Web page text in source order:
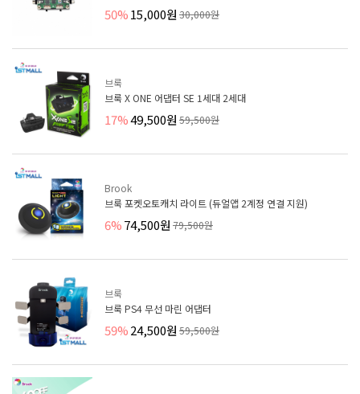
50%15,000원 30,000원
브룩
브룩 X ONE 어댑터 SE 1세대 2세대
17%49,500원 59,500원
Brook
브룩 포켓오토캐치 라이트 (듀얼앱 2계정 연결 지원)
6%74,500원 79,500원
브룩
브룩 PS4 무선 마린 어댑터
59%24,500원 59,500원